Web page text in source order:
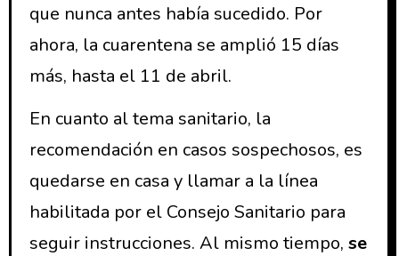
que nunca antes había sucedido. Por
ahora, la cuarentena se amplió 15 días
más, hasta el 11 de abril.
En cuanto al tema sanitario, la
recomendación en casos sospechosos, es
quedarse en casa y llamar a la línea
habilitada por el Consejo Sanitario para
seguir instrucciones. Al mismo tiempo, se